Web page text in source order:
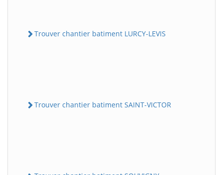
Trouver chantier batiment LURCY-LEVIS
Trouver chantier batiment SAINT-VICTOR